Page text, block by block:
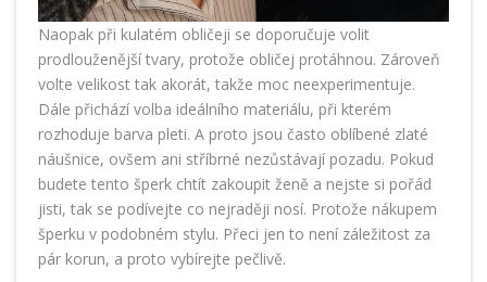
Naopak při kulatém obličeji se doporučuje volit
prodlouženější tvary, protože obličej protáhnou. Zároveň
volte velikost tak akorát, takže moc neexperimentuje.
Dále přichází volba ideálního materiálu, při kterém
rozhoduje barva pleti. A proto jsou často oblíbené zlaté
náušnice, ovšem ani stříbrné nezůstávají pozadu. Pokud
budete tento šperk chtít zakoupit ženě a nejste si pořád
jisti, tak se podívejte co nejraději nosí. Protože nákupem
šperku v podobném stylu. Přeci jen to není záležitost za
pár korun, a proto vybírejte pečlivě.